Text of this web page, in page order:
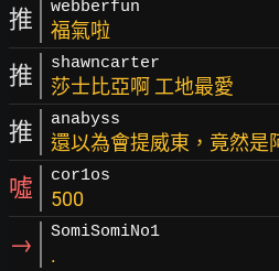
推 webberfun
福氣啦
推 shawncarter
莎士比亞啊 工地最愛
推 anabyss
還以為會提威東，竟然是
噓 cor1os
500
→ SomiSomiNo1
.